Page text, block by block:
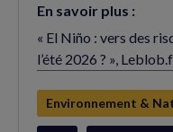
En savoir plus :
« El Niño : vers des
l’été 2026 ? »,
(nouvelle
fenêtre)
Environnement &